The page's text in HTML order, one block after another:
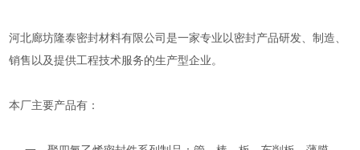
河北廊坊隆泰密封材料有限公司是一家专业以密封产品研发、制造、
销售以及提供工程技术服务的生产型企业。
本厂主要产品有：